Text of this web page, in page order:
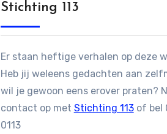
Stichting 113
Er staan heftige verhalen op deze
Heb jij weleens gedachten aan
wil je gewoon eens erover praten?
contact op met Stichting 113of bel
0113